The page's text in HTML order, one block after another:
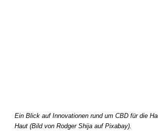
Ein Blick auf Innovationen rund um CBD für die
Haut (Bild von Rodger Shija auf Pixabay).